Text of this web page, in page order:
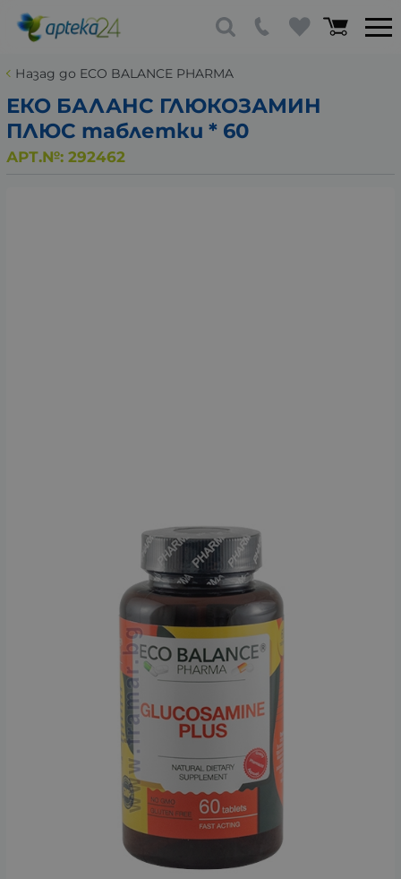
Назад до ECO BALANCE PHARMA
ЕКО БАЛАНС ГЛЮКОЗАМИН
ПЛЮС таблетки * 60
АРТ.№: 292462